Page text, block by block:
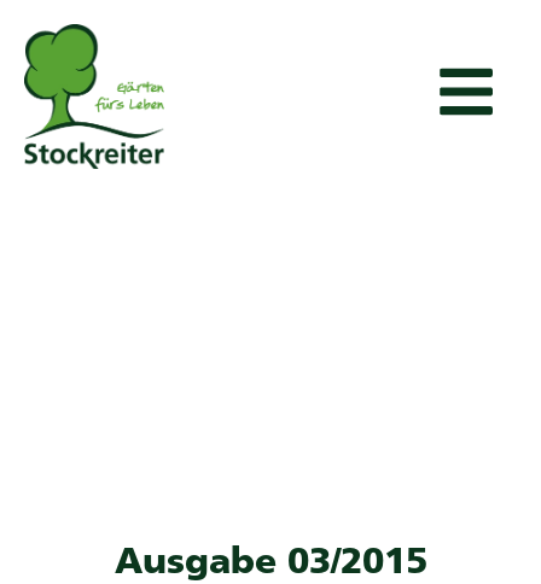
Ausgabe 03/2015